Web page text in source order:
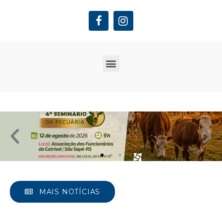
MAIS NOTÍCIAS